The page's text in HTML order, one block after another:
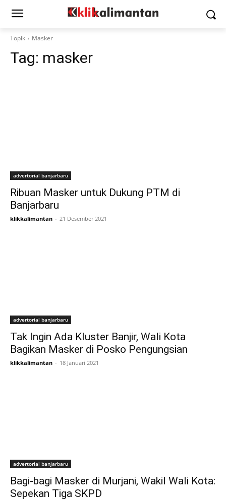
Topik Masker
Tag: masker
advertorial banjarbaru
Ribuan Masker untuk Dukung PTM di
Banjarbaru
klikkalimantan - 21 Desember 2021
advertorial banjarbaru
Tak Ingin Ada Kluster Banjir, Wali Kota
Bagikan Masker di Posko Pengungsian
klikkalimantan - 18 Januari 2021
advertorial banjarbaru
Bagi-bagi Masker di Murjani, Wakil Wali Kota:
Sepekan Tiga SKPD